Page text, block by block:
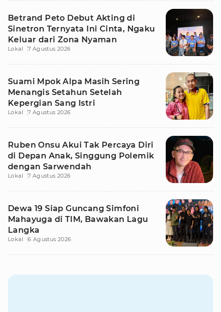
Betrand Peto Debut Akting di
Sinetron Ternyata Ini Cinta, Ngaku
Keluar dari Zona Nyaman
Lokal 7 Agustus 2026
Suami Mpok Alpa Masih Sering
Menangis Setahun Setelah
Kepergian Sang Istri
Lokal 7 Agustus 2026
Ruben Onsu Akui Tak Percaya Diri
di Depan Anak, Singgung Polemik
dengan Sarwendah
Lokal 7 Agustus 2026
Dewa 19 Siap Guncang Simfoni
Mahayuga di TIM, Bawakan Lagu
Langka
Lokal 6 Agustus 2026